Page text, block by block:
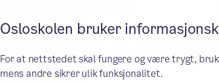
Osloskolen bruker
For at nettstedet skal fungere og være trygt,
mens andre sikrer ulik funksjonalitet.